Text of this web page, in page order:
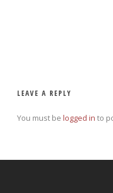
LEAVE A REPLY
You must be logged in to